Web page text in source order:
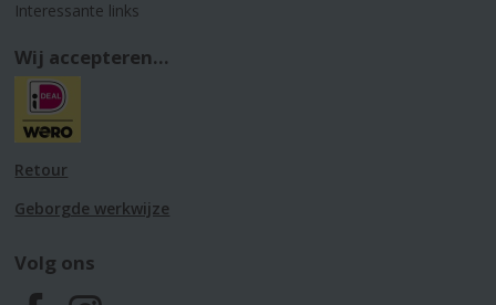
Interessante links
Wij accepteren...
Retour
Geborgde werkwijze
Volg ons